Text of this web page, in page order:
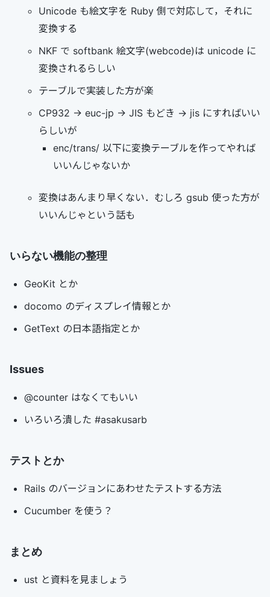
Unicode も絵文字を Ruby 側で対応して，それに
変換する
NKF で softbank 絵文字(webcode)は unicode に
変換されるらしい
テーブルで実装した方が楽
CP932 -> euc-jp -> JIS もどき -> jis にすればいい
らしいが
enc/trans/ 以下に変換テーブルを作ってやれば
いいんじゃないか
変換はあんまり早くない．むしろ gsub 使った方が
いいんじゃという話も
いらない機能の整理
GeoKit とか
docomo のディスプレイ情報とか
GetText の日本語指定とか
Issues
@counter はなくてもいい
いろいろ潰した #asakusarb
テストとか
Rails のバージョンにあわせたテストする方法
Cucumber を使う？
まとめ
ust と資料を見ましょう